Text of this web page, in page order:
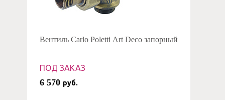
Вентиль Carlo Poletti Art Deco запорный
ПОД ЗАКАЗ
6 570 руб.